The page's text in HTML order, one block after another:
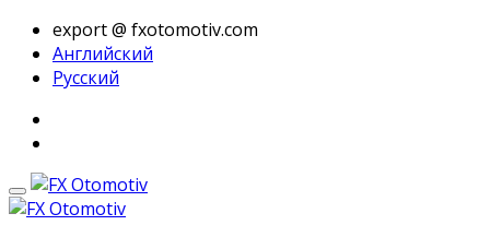
export @ fxotomotiv.com
Английский
Русский